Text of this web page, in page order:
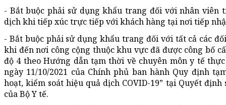
- Bắt buộc phải sử dụng khẩu trang đối với nhân viên
dịch khi tiếp xúc trực tiếp với khách hàng tại nơi tiếp
- Bắt buộc phải sử dụng khẩu trang đối với tất cả các
khi đến nơi công cộng thuộc khu vực đã được công bố
độ 4 theo Hướng dẫn tạm thời về chuyên môn y tế
ngày 11/10/2021 của Chính phủ ban hành Quy định
hoạt, kiểm soát hiệu quả dịch COVID-19” tại Quyết định
của Bộ Y tế.